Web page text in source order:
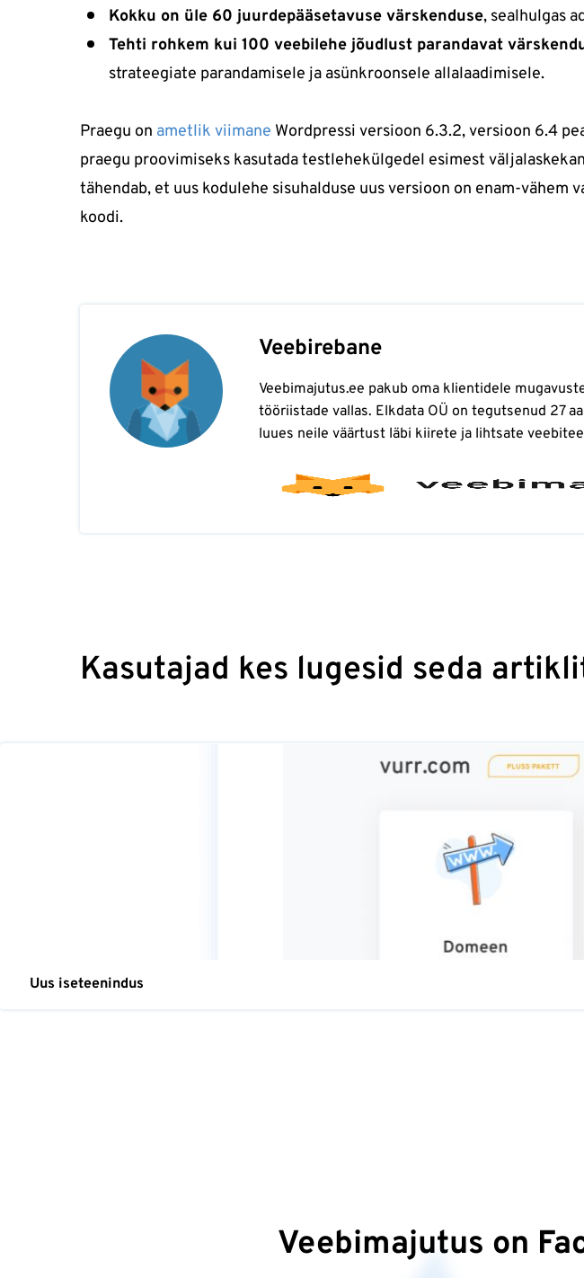
Kokku on üle 60 juurdepääsetavuse värskenduse, sealhulgas
Tehti rohkem kui 100 veebilehe jõudlust parandavat
strateegiate parandamisele ja asünkroonsele allalaadimisele.
Praegu on ametlik viimane Wordpressi versioon 6.3.2, versioon 6.4
praegu proovimiseks kasutada testlehekülgedel esimest
tähendab, et uus kodulehe sisuhalduse uus versioon on enam-vähem
koodi.
Veebirebane
Veebimajutus.ee pakub oma klientidele
tööriistade vallas. Elkdata OÜ on tegutsenud 27
luues neile väärtust läbi kiirete ja lihtsate
Kasutajad kes lugesid seda
Uus iseteenindus
Veebimajutus on